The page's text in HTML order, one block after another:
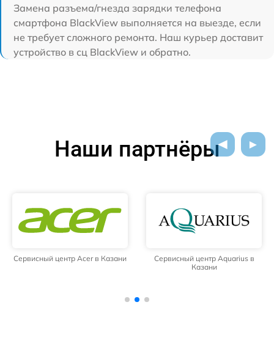
Замена разъема/гнезда зарядки телефона
смартфона BlackView выполняется на выезде, если
не требует сложного ремонта. Наш курьер доставит
устройство в сц BlackView и обратно.
Наши партнёры
Сервисный центр Acer в Казани
Сервисный центр Aquarius в
Казани